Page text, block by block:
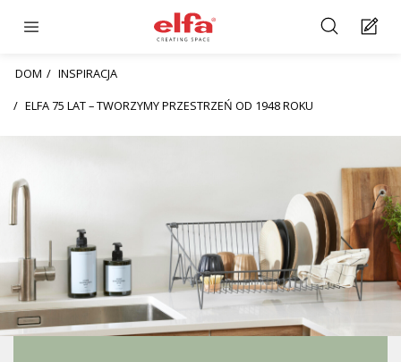
DOM
INSPIRACJA
ELFA 75 LAT – TWORZYMY PRZESTRZEŃ OD 1948 ROKU